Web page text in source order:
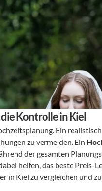
Kontrolle in Kiel
Ein
zu vermeiden. Ein
der gesamten
in Kiel zu vergleichen und